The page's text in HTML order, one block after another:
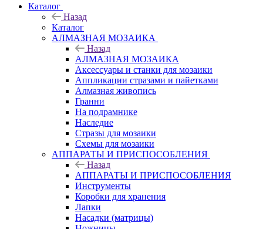
Каталог
Назад
Каталог
АЛМАЗНАЯ МОЗАИКА
Назад
АЛМАЗНАЯ МОЗАИКА
Аксессуары и станки для мозаики
Аппликации стразами и пайетками
Алмазная живопись
Гранни
На подрамнике
Наследие
Стразы для мозаики
Схемы для мозаики
АППАРАТЫ И ПРИСПОСОБЛЕНИЯ
Назад
АППАРАТЫ И ПРИСПОСОБЛЕНИЯ
Инструменты
Коробки для хранения
Лапки
Насадки (матрицы)